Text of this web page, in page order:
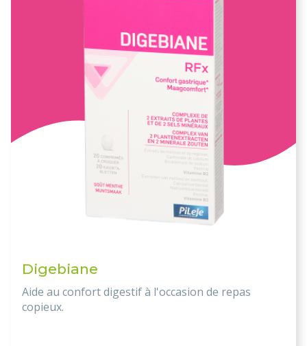
Digebiane
Aide au confort digestif à l'occasion de repas
copieux.